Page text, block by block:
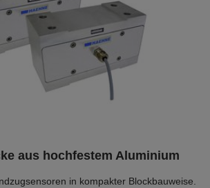
aus hochfestem Aluminium
in kompakter Blockbauweise.